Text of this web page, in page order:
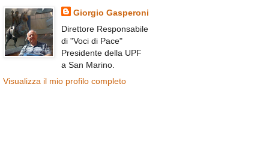
Giorgio Gasperoni
Direttore Responsabile
di "Voci di Pace"
Presidente della UPF
a San Marino.
Visualizza il mio profilo completo